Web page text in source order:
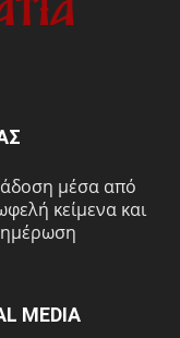
μέσα από
κείμενα και
MEDIA